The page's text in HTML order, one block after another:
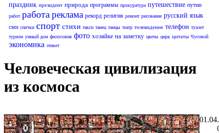
праздник президент природа программы прокуратура путешествие путин
работ работа реклама рекорд религия ремонт рисование русский язык
сми спички спорт стихи такси танец танцы театр телевидение телефон туалет
туризм умный дом филосовия фото хозяйке на заметку цветы цирк цитаты Чусовой
экономика этикет
Человеческая цивилизация
из космоса